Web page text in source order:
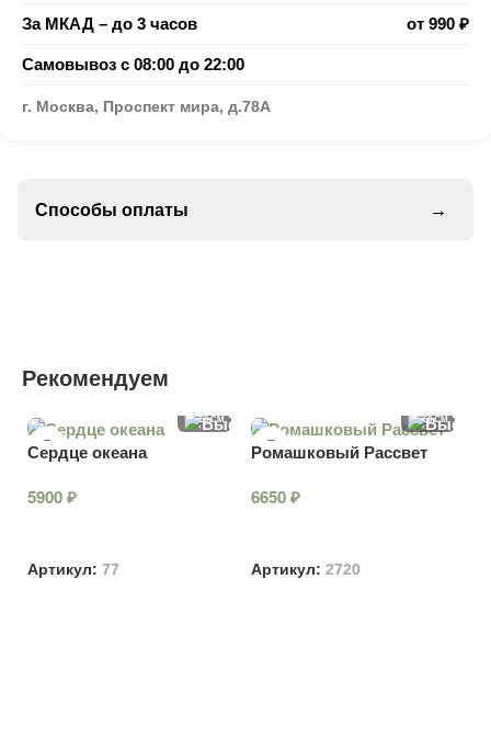
За МКАД – до 3 часов от 990 ₽
Самовывоз с 08:00 до 22:00
г. Москва, Проспект мира, д.78А
Способы оплаты →
Рекомендуем
50 CM
Сердце океана
5900₽
Артикул: 77
60 CM
Ромашковый Рассвет
6650₽
Артикул: 2720